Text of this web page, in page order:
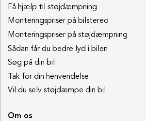
Få hjælp til støjdæmpning
Monteringspriser på bilstereo
Monteringspriser på støjdæmpning
Sådan får du bedre lyd i bilen
Søg på din bil
Tak for din henvendelse
Vil du selv støjdæmpe din bil
Om os